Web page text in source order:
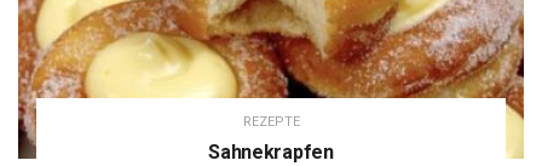
REZEPTE
Sahnekrapfen